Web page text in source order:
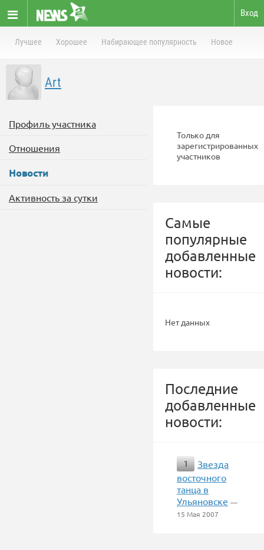
Вход
Лучшее Хорошее Набирающее популярность Новое
Art
Профиль участника
Отношения
Новости
Активность за сутки
Только для
зарегистрированных
участников
Самые
популярные
добавленные
новости:
Нет данных
Последние
добавленные
новости:
1
Звезда
восточного
танца в
Ульяновске —
15 Мая 2007